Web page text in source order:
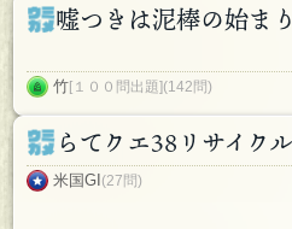
嘘つきは泥棒の始まり
竹[１００問出題](142問)
らてクエ38リサイク
米国GI (27問)